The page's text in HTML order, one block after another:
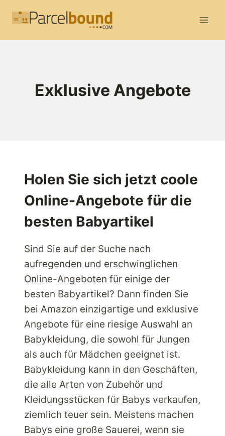
Inhalt
Exklusive Angebote
Holen Sie sich jetzt coole
Online-Angebote für die
besten Babyartikel
Sind Sie auf der Suche nach
aufregenden und erschwinglichen
Online-Angeboten für einige der
besten Babyartikel? Dann finden Sie
bei Amazon einzigartige und exklusive
Angebote für eine riesige Auswahl an
Babykleidung, die sowohl für Jungen
als auch für Mädchen geeignet ist.
Babykleidung kann in den Geschäften,
die alle Arten von Zubehör und
Kleidungsstücken für Babys verkaufen,
ziemlich teuer sein. Meistens machen
Babys eine große Sauerei, wenn sie